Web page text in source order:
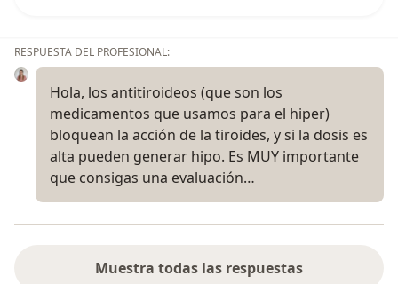
RESPUESTA DEL PROFESIONAL:
Hola, los antitiroideos (que son los
medicamentos que usamos para el hiper)
bloquean la acción de la tiroides, y si la dosis es
alta pueden generar hipo. Es MUY importante
que consigas una evaluación…
Muestra todas las respuestas